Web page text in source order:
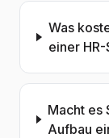
Was
einer
Macht es
Aufbau